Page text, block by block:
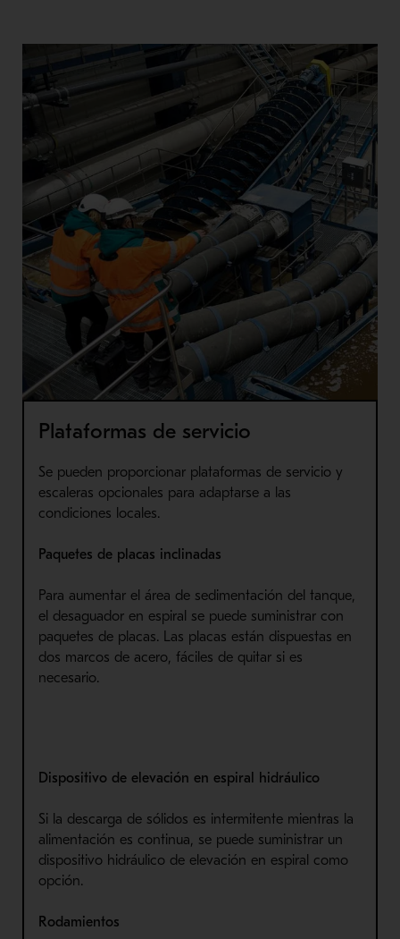
Plataformas de servicio
Se pueden proporcionar plataformas de servicio y
escaleras opcionales para adaptarse a las
condiciones locales.
Paquetes de placas inclinadas
Para aumentar el área de sedimentación del tanque,
el desaguadoren espiral se puede suministrar con
paquetes de placas. Las placas están dispuestas en
dos marcos de acero, fáciles de quitar si es
necesario.
Dispositivo de elevación en espiral hidráulico
Si la descarga de sólidos es intermitente mientras la
alimentación es continua, se puede suministrar un
dispositivo hidráulico de elevación en espiral como
opción.
Rodamientos